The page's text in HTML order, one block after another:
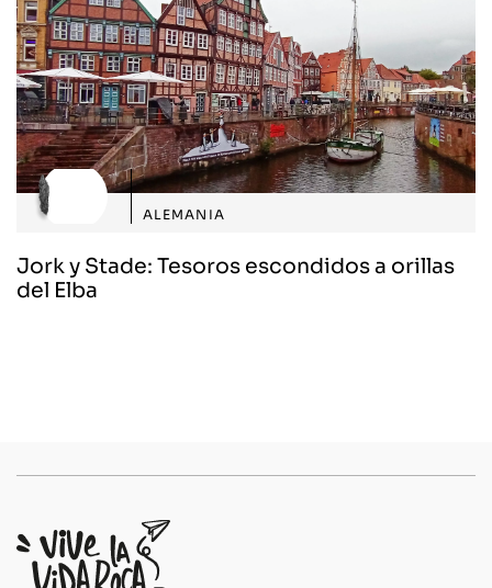
ALEMANIA
Jork y Stade: Tesoros escondidos a orillas
del Elba